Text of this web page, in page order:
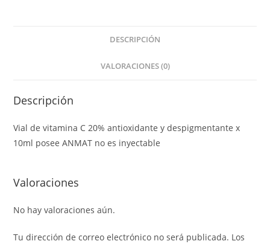
DESCRIPCIÓN
VALORACIONES (0)
Descripción
Vial de vitamina C 20% antioxidante y despigmentante x
10ml posee ANMAT no es inyectable
Valoraciones
No hay valoraciones aún.
Tu dirección de correo electrónico no será publicada. Los